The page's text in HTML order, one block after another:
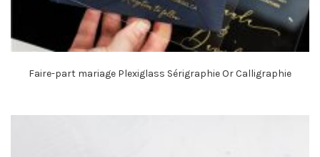
Faire-part mariage Plexiglass Sérigraphie Or Calligraphie